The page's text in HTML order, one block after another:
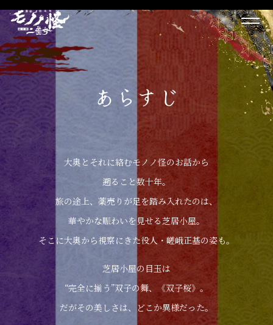
あらすじ
大奥とそれに絡むモノノ怪のお話から
遡ること数十年。
旅の途上、薬売りが足を踏み入れたのは、
華やかな賑わいを見せる芝居小屋。
そこに大奥から視察にきた役人・嵯峨正基の姿も。
芝居小屋の目玉は
“完全に揃う”双子の舞、《双子桜》。
だがその美しさは、どこか異様だった。